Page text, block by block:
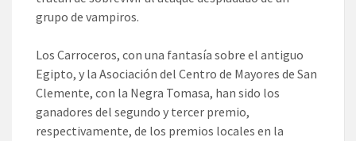
grupo de vampiros.
Los Carroceros, con una fantasía sobre el antiguo
Egipto, y la Asociación del Centro de Mayores de San
Clemente, con la Negra Tomasa, han sido los
ganadores del segundo y tercer premio,
respectivamente, de los premios locales en la